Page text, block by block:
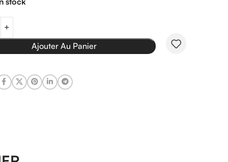
Ajouter Au Panier